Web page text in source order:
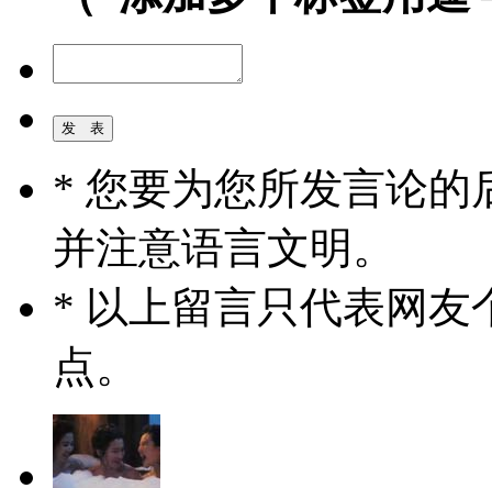
* 您要为您所发言论的
并注意语言文明。
* 以上留言只代表网友
点。